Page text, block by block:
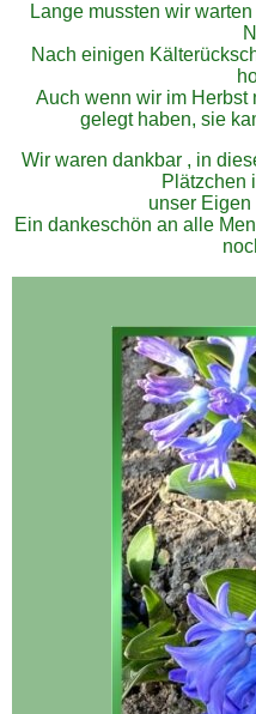
Lange mussten wir
Nach einigen
Auch wenn wir im Herbst
gelegt haben, sie
Wir waren dankbar , in
Plätzchen
unser Eigen
Ein dankeschön an alle